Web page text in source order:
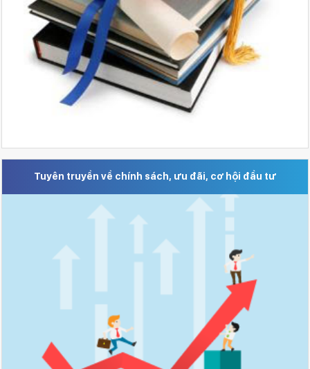
Tuyên truyền về chính sách, ưu đãi, cơ hội đầu tư